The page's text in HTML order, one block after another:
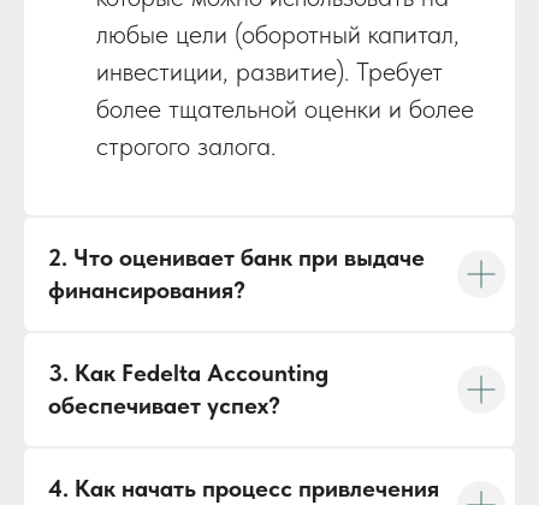
любые цели (оборотный капитал,
инвестиции, развитие). Требует
более тщательной оценки и более
строгого залога.
2. Что оценивает банк при выдаче
финансирования?
3. Как Fedelta Accounting
обеспечивает успех?
4. Как начать процесс привлечения